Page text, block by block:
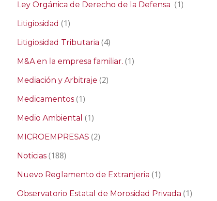
Ley Orgánica de Derecho de la Defensa (1)
Litigiosidad (1)
Litigiosidad Tributaria (4)
M&A en la empresa familiar. (1)
Mediación y Arbitraje (2)
Medicamentos (1)
Medio Ambiental (1)
MICROEMPRESAS (2)
Noticias (188)
Nuevo Reglamento de Extranjeria (1)
Observatorio Estatal de Morosidad Privada (1)